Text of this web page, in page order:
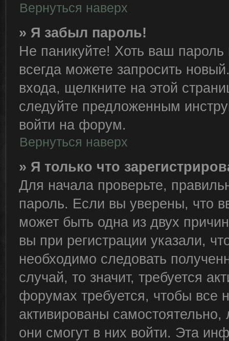
Вернуться наверх
» Я забыл пароль!
Не паникуйте! Хоть ваш
всегда можете запросить
входа, щелкните на этой
следуйте предложенным
войти на форум.
Вернуться наверх
» Я только что
Для начала проверьте,
пароль. Если вы уверены, что
может быть одна из двух
вы при регистрации указали,
необходимо следовать
случай, то значит, требуется
форумах требуется, чтобы все
активированы
они смогут в них войти. Эта